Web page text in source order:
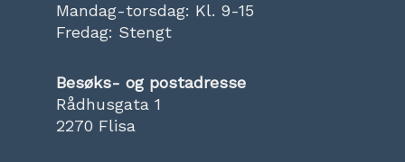
Mandag-torsdag: Kl. 9-15
Fredag: Stengt
Besøks- og postadresse
Rådhusgata 1
2270 Flisa